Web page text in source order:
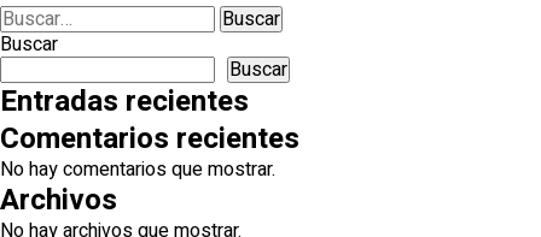
Buscar:
Buscar
Buscar
Entradas recientes
Comentarios recientes
No hay comentarios que mostrar.
Archivos
No hay archivos que mostrar.